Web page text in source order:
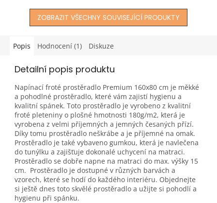
ZOBRAZIT VŠECHNY SOUVISEJÍCÍ PRODUKTY
Popis Hodnocení (1) Diskuze
Detailní popis produktu
Napínací froté prostěradlo Premium 160x80 cm je měkké
a pohodlné prostěradlo, které vám zajistí hygienu a
kvalitní spánek. Toto prostěradlo je vyrobeno z kvalitní
froté pleteniny o plošné hmotnosti 180g/m2, která je
vyrobena z velmi příjemných a jemných česaných přízí.
Díky tomu prostěradlo neškrábe a je příjemné na omak.
Prostěradlo je také vybaveno gumkou, která je navlečena
do tunýlku a zajišťuje dokonalé uchycení na matraci.
Prostěradlo se dobře napne na matraci do max. výšky 15
cm. Prostěradlo je dostupné v různých barvách a
vzorech, které se hodí do každého interiéru. Objednejte
si ještě dnes toto skvělé prostěradlo a užijte si pohodlí a
hygienu při spánku.